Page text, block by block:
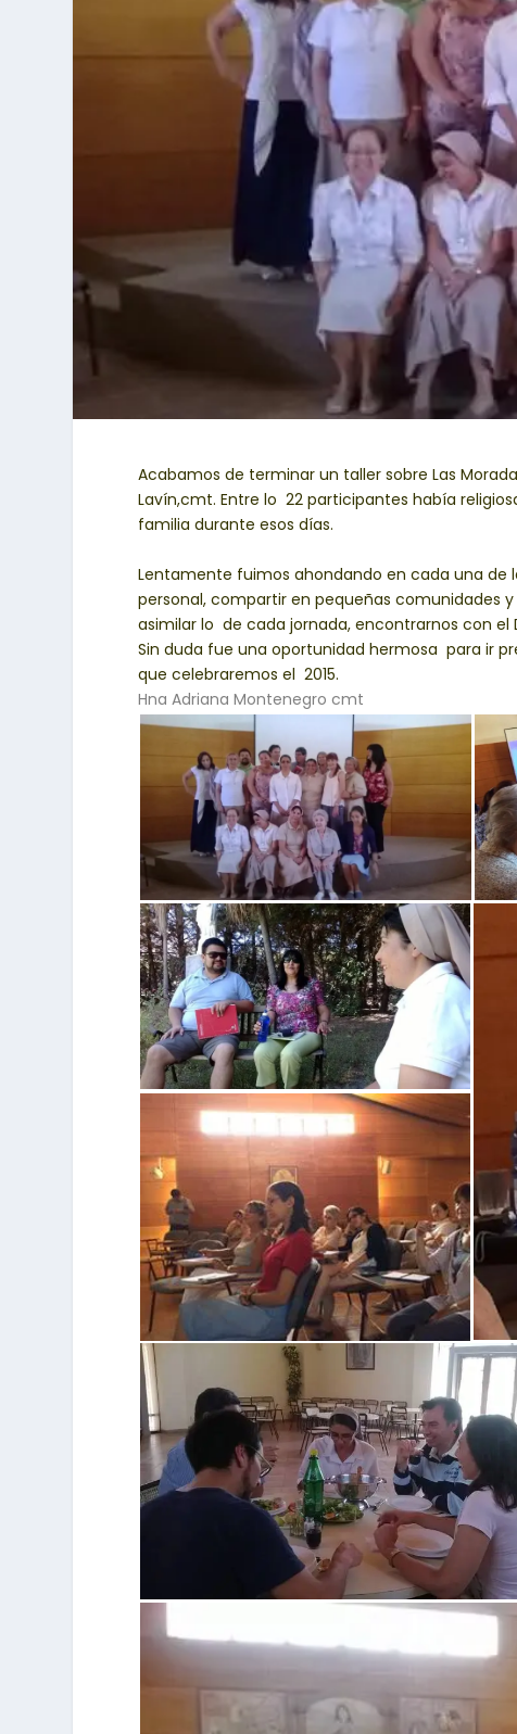
Acabamos de terminar un taller sobre Las
Lavín,cmt. Entre lo 22 participantes había
familia durante esos días.
Lentamente fuimos ahondando en cada una de
personal, compartir en pequeñas comunidades
asimilar lo de cada jornada, encontrarnos con el
Sin duda fue una oportunidad hermosa para ir
que celebraremos el 2015.
Hna Adriana Montenegro cmt